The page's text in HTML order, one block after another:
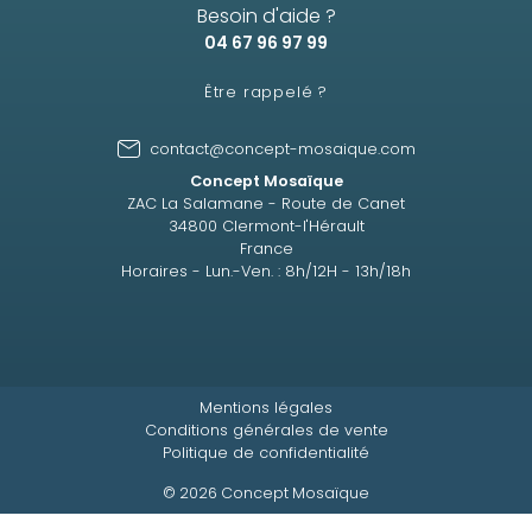
Besoin d'aide ?
04 67 96 97 99
Être rappelé ?
contact@concept-mosaique.com
Concept Mosaïque
ZAC La Salamane - Route de Canet
34800 Clermont-l'Hérault
France
Horaires - Lun.-Ven. : 8h/12H - 13h/18h
© 2026 Concept Mosaïque
Mentions légales
Conditions générales de vente
Politique de confidentialité